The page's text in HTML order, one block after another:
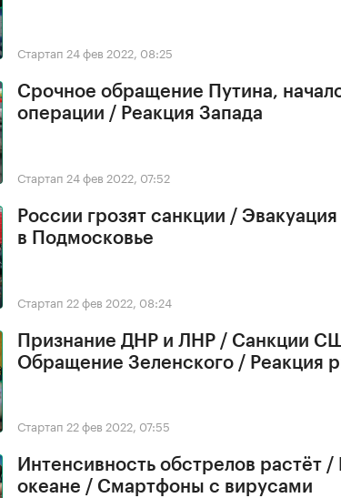
Стартап 24 фев 2022, 08:25
Срочное обращение Путина,
операции / Реакция Запада
Стартап 24 фев 2022, 07:52
России грозят санкции /
в Подмосковье
Стартап 22 фев 2022, 08:24
Признание ДНР и ЛНР / Санкции
Обращение Зеленского / Реакция
Стартап 22 фев 2022, 07:55
Интенсивность обстрелов растёт
океане / Смартфоны с вирусами